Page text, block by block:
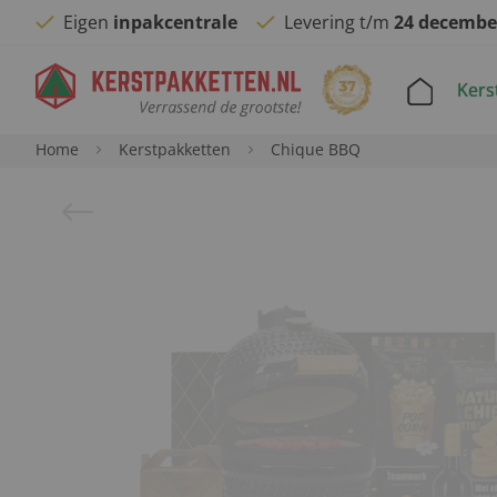
Eigen inpakcentrale Levering t/m24
Home Kerstpakketten Chique BBQ